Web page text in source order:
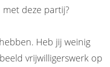
deze partij?
Heb jij weinig
vrijwilligerswerk op